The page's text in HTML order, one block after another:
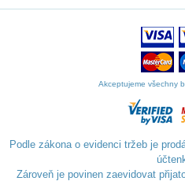
Akceptujeme všechny
Podle zákona o evidenci tržeb je
Zároveň je povinen zaevidovat